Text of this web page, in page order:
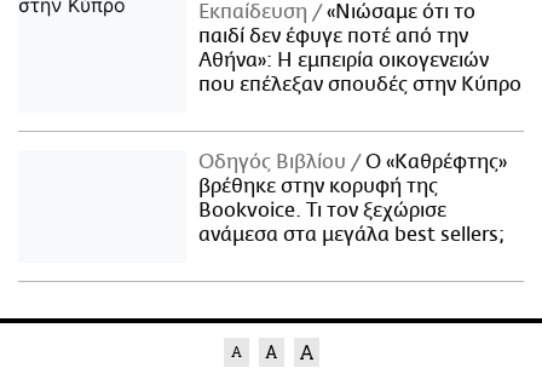
Εκπαίδευση
«Νιώσαμε ότι το
παιδί δεν έφυγε ποτέ από την
Αθήνα»: Η εμπειρία οικογενειών
που επέλεξαν σπουδές στην Κύπρο
Οδηγός Βιβλίου
Ο «Καθρέφτης»
βρέθηκε στην κορυφή της
Bookvoice. Τι τον ξεχώρισε
ανάμεσα στα μεγάλα best sellers;